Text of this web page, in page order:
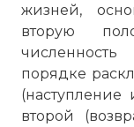
жизней,
вторую
порядке
(наступление
второй